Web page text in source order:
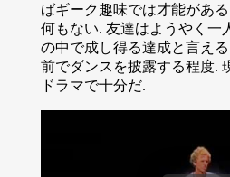
ばギーク趣味では才能があ
何もない. 友達はようやく一
の中で成し得る達成と言え
前でダンスを披露する程度.
ドラマで十分だ.